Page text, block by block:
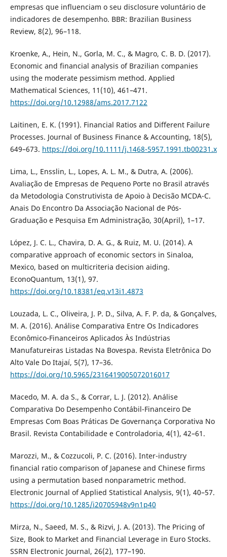
empresas que influenciam o seu disclosure voluntário de
indicadores de desempenho. BBR: Brazilian Business
Review, 8(2), 96–118.
Kroenke, A., Hein, N., Gorla, M. C., & Magro, C. B. D. (2017).
Economic and financial analysis of Brazilian companies
using the moderate pessimism method. Applied
Mathematical Sciences, 11(10), 461–471.
https://doi.org/10.12988/ams.2017.7122
Laitinen, E. K. (1991). Financial Ratios and Different Failure
Processes. Journal of Business Finance & Accounting, 18(5),
649–673. https://doi.org/10.1111/j.1468-5957.1991.tb00231.x
Lima, L., Ensslin, L., Lopes, A. L. M., & Dutra, A. (2006).
Avaliação de Empresas de Pequeno Porte no Brasil através
da Metodologia Construtivista de Apoio à Decisão MCDA-C.
Anais Do Encontro Da Associação Nacional de Pós-
Graduação e Pesquisa Em Administração, 30(April), 1–17.
López, J. C. L., Chavira, D. A. G., & Ruiz, M. U. (2014). A
comparative approach of economic sectors in Sinaloa,
Mexico, based on multicriteria decision aiding.
EconoQuantum, 13(1), 97.
https://doi.org/10.18381/eq.v13i1.4873
Louzada, L. C., Oliveira, J. P. D., Silva, A. F. P. da, & Gonçalves,
M. A. (2016). Análise Comparativa Entre Os Indicadores
Econômico-Financeiros Aplicados Às Indústrias
Manufatureiras Listadas Na Bovespa. Revista Eletrônica Do
Alto Vale Do Itajaí, 5(7), 17–36.
https://doi.org/10.5965/2316419005072016017
Macedo, M. A. da S., & Corrar, L. J. (2012). Análise
Comparativa Do Desempenho Contábil-Financeiro De
Empresas Com Boas Práticas De Governança Corporativa No
Brasil. Revista Contabilidade e Controladoria, 4(1), 42–61.
Marozzi, M., & Cozzucoli, P. C. (2016). Inter-industry
financial ratio comparison of Japanese and Chinese firms
using a permutation based nonparametric method.
Electronic Journal of Applied Statistical Analysis, 9(1), 40–57.
https://doi.org/10.1285/i20705948v9n1p40
Mirza, N., Saeed, M. S., & Rizvi, J. A. (2013). The Pricing of
Size, Book to Market and Financial Leverage in Euro Stocks.
SSRN Electronic Journal, 26(2), 177–190.